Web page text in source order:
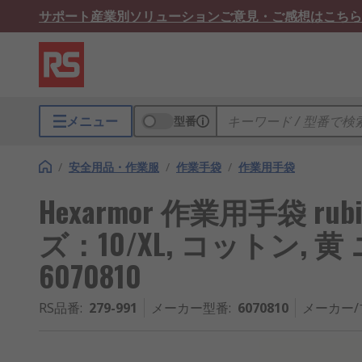
サポート産業別ソリューションご意見・ご感想はこちら
メニュー 型番
/ 安全用品・作業服 / 作業手袋 / 作業用手袋
Hexarmor 作業用手袋
ズ：10/XL, コットン,
6070810
RS品番: 279-991 メーカー型番: 6070810 メーカー